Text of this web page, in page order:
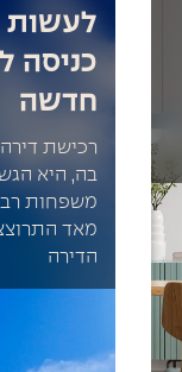
לעשות
כניסה
חדשה
רכישת
בה, היא
משפחות
מאד
הדירה